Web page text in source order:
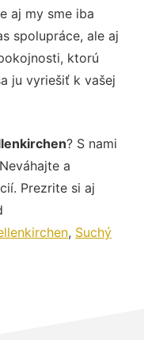
aj my sme iba
spolupráce, ale aj
ktorú
ju vyriešiť k vašej
? S nami
a
Prezrite si aj
, Suchý